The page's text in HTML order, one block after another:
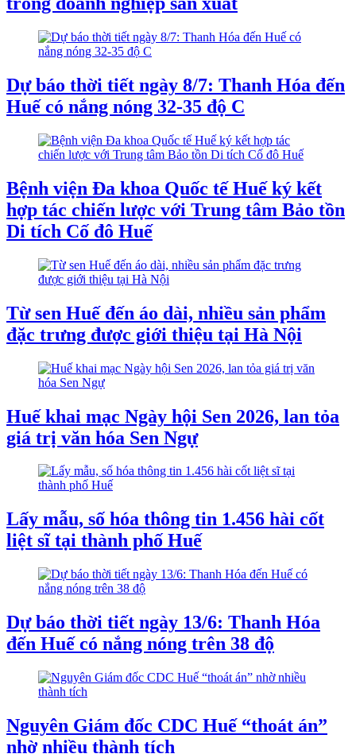
Dự báo thời tiết ngày 8/7: Thanh Hóa đến
Huế có nắng nóng 32-35 độ C
Bệnh viện Đa khoa Quốc tế Huế ký kết
hợp tác chiến lược với Trung tâm Bảo tồn
Di tích Cố đô Huế
Từ sen Huế đến áo dài, nhiều sản phẩm
đặc trưng được giới thiệu tại Hà Nội
Huế khai mạc Ngày hội Sen 2026, lan tỏa
giá trị văn hóa Sen Ngự
Lấy mẫu, số hóa thông tin 1.456 hài cốt
liệt sĩ tại thành phố Huế
Dự báo thời tiết ngày 13/6: Thanh Hóa
đến Huế có nắng nóng trên 38 độ
Nguyên Giám đốc CDC Huế “thoát án”
nhờ nhiều thành tích